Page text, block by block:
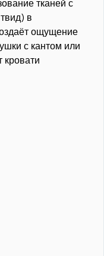
тканей с
в
ощущение
с кантом или
кровати